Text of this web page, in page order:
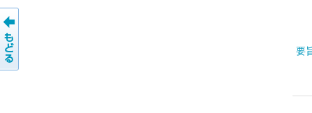
要